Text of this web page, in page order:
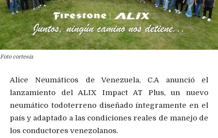
Foto cortesía
Alice Neumáticos de Venezuela, C.A anunció el
lanzamiento del ALIX Impact AT Plus, un nuevo
neumático todoterreno diseñado íntegramente en el
país y adaptado a las condiciones reales de manejo de
los conductores venezolanos.